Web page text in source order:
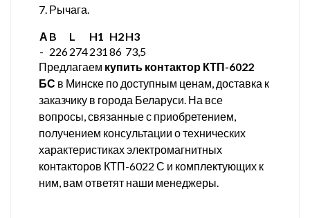
7. Рычага.
А B L H1 H2H3
- 226274231 86 73,5
Предлагаем купить контактор КТП-6022
БС в Минске по доступным ценам, доставка к
заказчику в города Беларуси. На все
вопросы, связанные с приобретением,
получением консультации о технических
характеристиках электромагнитных
контакторов КТП-6022 С и комплектующих к
ним, вам ответят наши менеджеры.